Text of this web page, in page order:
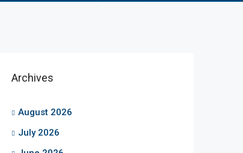
Archives
August 2026
July 2026